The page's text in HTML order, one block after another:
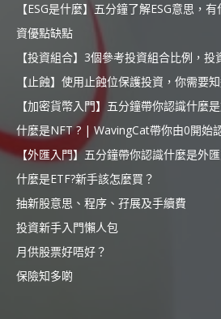
【ESG是什麼】五分鐘了解ESG意思，
資優點缺點
【投資組合】3個參考投資組合比例，
【止蝕】使用止蝕位保護投資，你需要
【加密貨幣入門】五分鐘帶你認識什麼
什麼是NFT ? | WavingCat帶你由0開始
【外匯入門】五分鐘帶你認識什麼是外
什麼是ETF?新手該怎麼買？
抽新股意思、程序、孖展及手續費
投資新手入門懶人包
月供股票好唔好？
保險知多啲